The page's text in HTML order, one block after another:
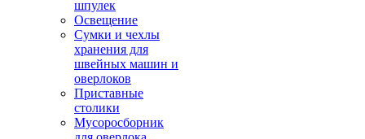
шпулек
Освещение
Сумки и чехлы
хранения для
швейных машин и
оверлоков
Приставные
столики
Мусоросборник